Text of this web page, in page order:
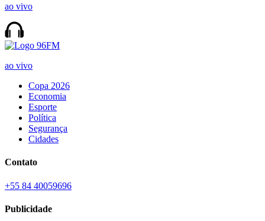
ao vivo
ao vivo
Copa 2026
Economia
Esporte
Política
Segurança
Cidades
Contato
+55 84 40059696
Publicidade